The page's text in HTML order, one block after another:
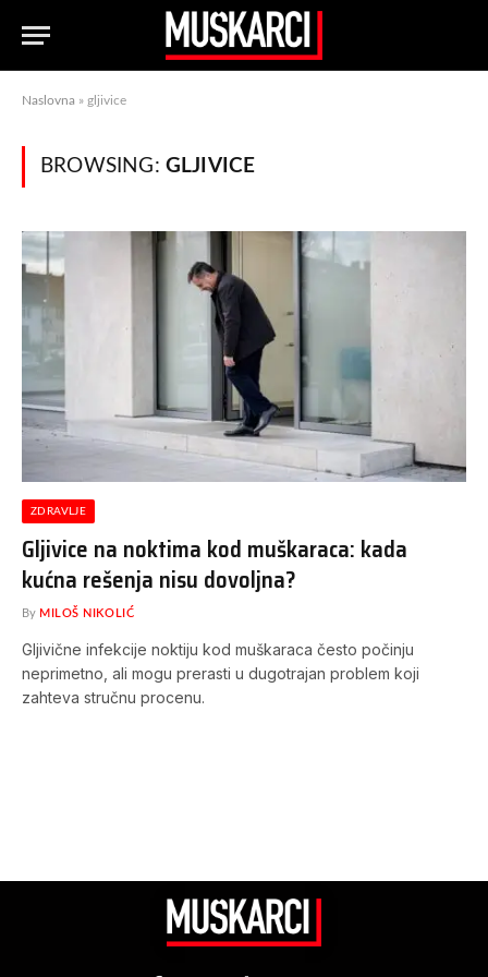
Naslovna » gljivice
BROWSING: GLJIVICE
ZDRAVLJE
Gljivice na noktima kod muškaraca: kada
kućna rešenja nisu dovoljna?
By MILOŠ NIKOLIĆ
Gljivične infekcije noktiju kod muškaraca često počinju
neprimetno, ali mogu prerasti u dugotrajan problem koji
zahteva stručnu procenu.